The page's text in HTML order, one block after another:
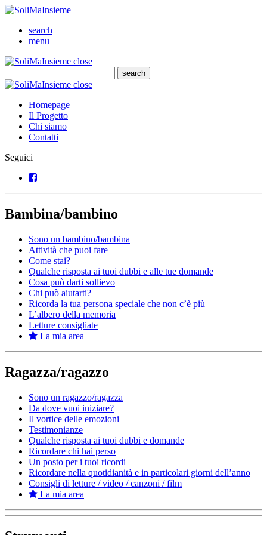
SoliMaInsieme
search
menu
SoliMaInsieme
closeClose
search
Cerca
SoliMaInsieme
closeClose
Homepage
Il Progetto
Chi siamo
Contatti
Seguici
Facebook
Bambina/bambino
Sono un bambino/bambina
Attività che puoi fare
Come stai?
Qualche risposta ai tuoi dubbi e alle tue domande
Cosa può darti sollievo
Chi può aiutarti?
Ricorda la tua persona speciale che non c’è più
L’albero della memoria
Letture consigliate
La mia area
Ragazza/ragazzo
Sono un ragazzo/ragazza
Da dove vuoi iniziare?
Il vortice delle emozioni
Testimonianze
Qualche risposta ai tuoi dubbi e domande
Ricordare chi hai perso
Un posto per i tuoi ricordi
Ricordare nella quotidianità e in particolari giorni dell’anno
Consigli di letture / video / canzoni / film
La mia area